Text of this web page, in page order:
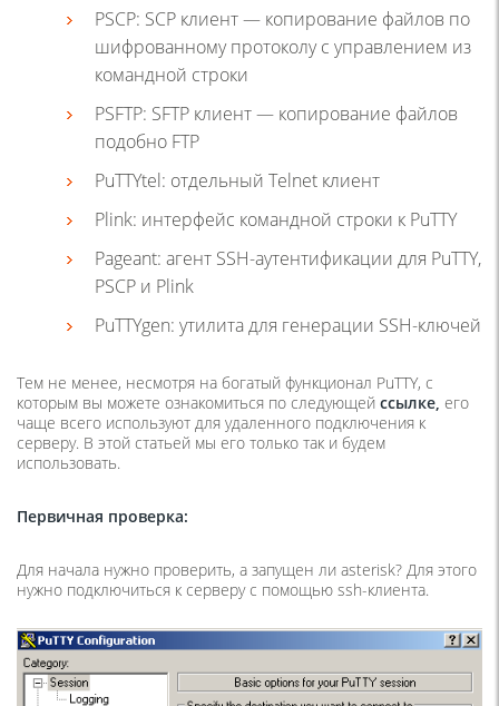
PSCP: SCP клиент — копирование файлов по
шифрованному протоколу с управлением из
командной строки
PSFTP: SFTP клиент — копирование файлов
подобно FTP
PuTTYtel: отдельный Telnet клиент
Plink: интерфейс командной строки к PuTTY
Pageant: агент SSH-аутентификации для PuTTY,
PSCP и Plink
PuTTYgen: утилита для генерации SSH-ключей
Тем не менее, несмотря на богатый функционал PuTTY, с
которым вы можете ознакомиться по следующей ссылке, его
чаще всего используют для удаленного подключения к
серверу. В этой статьей мы его только так и будем
использовать.
Первичная проверка:
Для начала нужно проверить, а запущен ли asterisk? Для этого
нужно подключиться к серверу с помощью ssh-клиента.